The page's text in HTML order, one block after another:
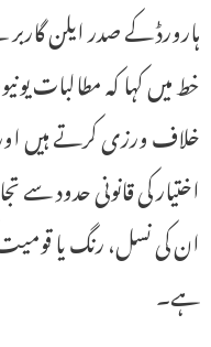
ہارورڈ کے صدر ایلن
خط میں کہا کہ مطالبات
اختیار کی قانونی حدود
ان کی نسل، رنگ یا قومیت
ہے۔